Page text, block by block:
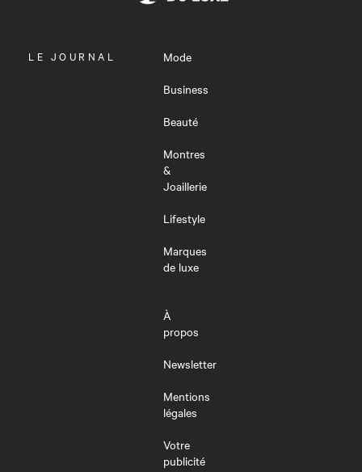
OUVRIR
LE JOURNAL
Mode
Business
Beauté
Montres
&
Joaillerie
Lifestyle
Marques
de luxe
À
propos
Newsletter
Mentions
légales
Votre
publicité